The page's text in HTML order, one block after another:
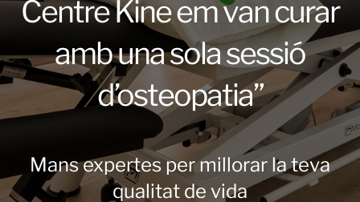
Contacte
DEMANA CITA
Català
Centre Kine em van curar
amb una sola sessió
d’osteopatia”
Mans expertes per millorar la teva
qualitat de vida